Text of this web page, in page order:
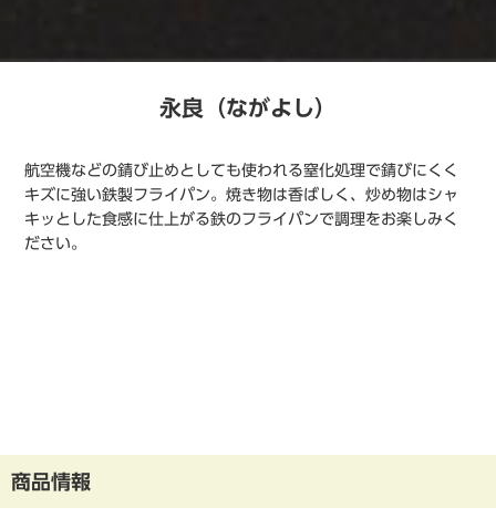
永良（ながよし）
航空機などの錆び止めとしても使われる窒化処理で錆びにくく
キズに強い鉄製フライパン。焼き物は香ばしく、炒め物はシャ
キッとした食感に仕上がる鉄のフライパンで調理をお楽しみく
ださい。
商品情報